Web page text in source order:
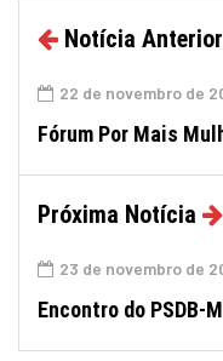
Notícia Anterior
22 de novembro de
Fórum Por Mais
Próxima Notícia
23 de novembro de
Encontro do PSDB-